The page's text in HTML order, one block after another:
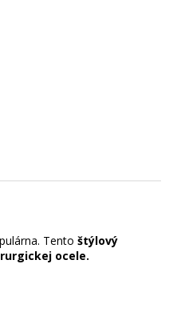
Tento štýlový
ocele.